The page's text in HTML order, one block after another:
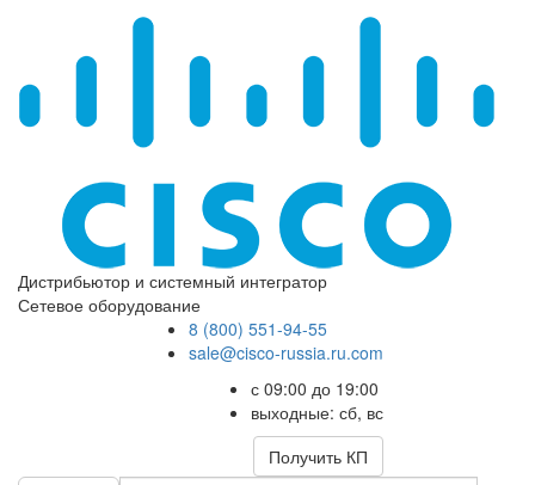
Дистрибьютор и системный интегратор
Сетевое оборудование
8 (800) 551-94-55
sale@cisco-russia.ru.com
с 09:00 до 19:00
выходные: сб, вс
Получить КП